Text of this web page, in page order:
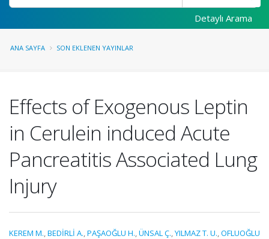
Detaylı Arama
ANA SAYFA SON EKLENEN YAYINLAR
Effects of Exogenous Leptin
in Cerulein induced Acute
Pancreatitis Associated Lung
Injury
KEREM M.,BEDİRLİ A.,PAŞAOĞLU H.,ÜNSAL Ç.,YILMAZ T. U.,OFLUOĞLU